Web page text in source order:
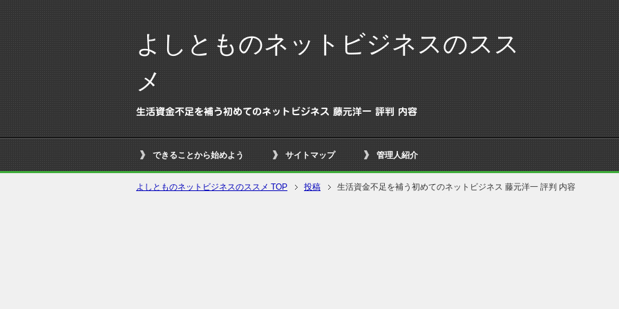
よしとものネットビジネスのスス
メ
生活資金不足を補う初めてのネットビジネス 藤元洋一 評判 内容
できることから始めよう サイトマップ 管理人紹介
よしとものネットビジネスのススメ TOP 投稿 生活資金不足を補う初めてのネットビジネス 藤元洋一 評判 内容